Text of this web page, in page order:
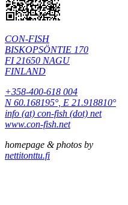
CON-FISH
BISKOPSÖNTIE 170
FI 21650 NAGU
FINLAND
+358-400-618 004
N 60.168195°, E 21.918810°
info (at) con-fish (dot) net
www.con-fish.net
homepage & photos by
nettitonttu.fi